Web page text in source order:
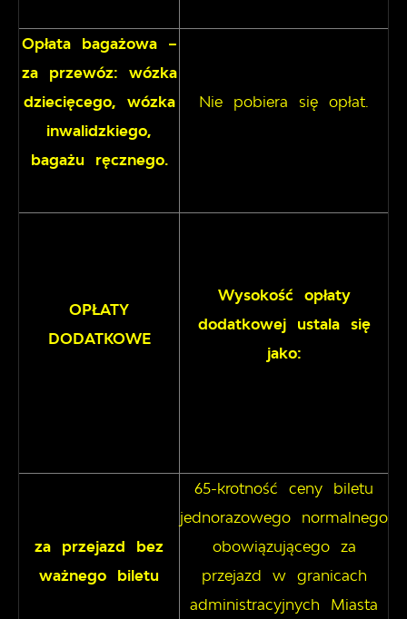
Opłata bagażowa –
za przewóz: wózka
dziecięcego, wózka
inwalidzkiego,
bagażu ręcznego.
Nie pobiera się opłat.
OPŁATY
DODATKOWE
Wysokość opłaty
dodatkowej ustala się
jako:
za przejazd bez
ważnego biletu
65-krotność ceny biletu
jednorazowego normalnego
obowiązującego za
przejazd w granicach
administracyjnych Miasta